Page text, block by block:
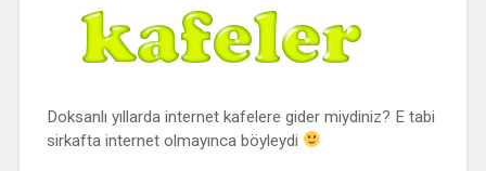
Doksanlı yıllarda internet kafelere gider miydiniz? E tabi
sirkafta internet olmayınca böyleydi